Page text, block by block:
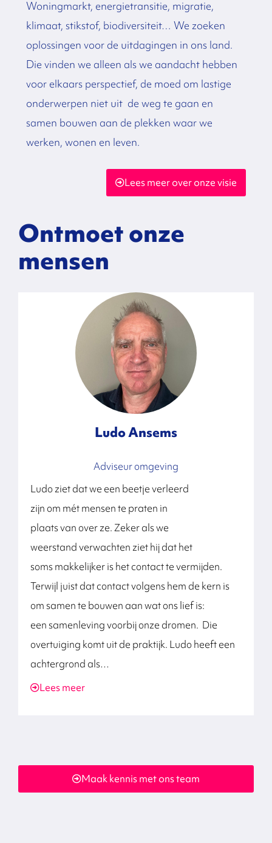
Woningmarkt, energietransitie, migratie,
klimaat, stikstof, biodiversiteit… We zoeken
oplossingen voor de uitdagingen in ons land.
Die vinden we alleen als we aandacht hebben
voor elkaars perspectief, de moed om lastige
onderwerpen niet uit de weg te gaan en
samen bouwen aan de plekken waar we
werken, wonen en leven.
Lees meer over onze visie
Ontmoet onze
mensen
Ludo Ansems
Adviseur omgeving
Ludo ziet dat we een beetje verleerd
zijn om mét mensen te praten in
plaats van over ze. Zeker als we
weerstand verwachten ziet hij dat het
soms makkelijker is het contact te vermijden.
Terwijl juist dat contact volgens hem de kern is
om samen te bouwen aan wat ons lief is:
een samenleving voorbij onze dromen. Die
overtuiging komt uit de praktijk. Ludo heeft een
achtergrond als…
Lees meer
Maak kennis met ons team